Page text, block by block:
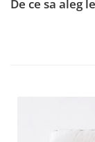
De ce sa aleg